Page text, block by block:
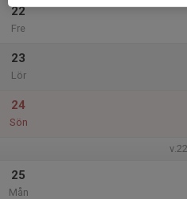
22
Fre
23
Lör
24
Sön
v.22
25
Mån